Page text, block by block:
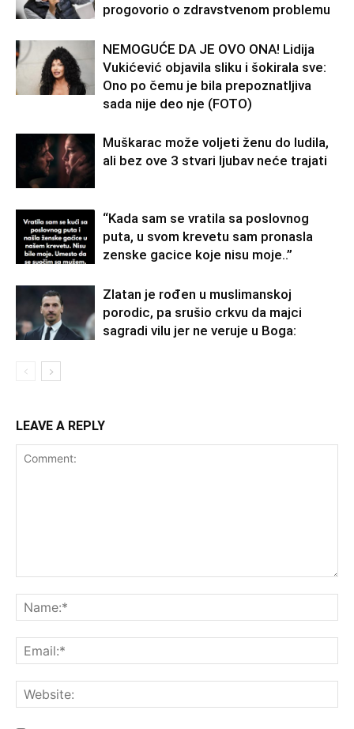
progovorio o zdravstvenom problemu
NEMOGUĆE DA JE OVO ONA! Lidija
Vukićević objavila sliku i šokirala sve:
Ono po čemu je bila prepoznatljiva
sada nije deo nje (FOTO)
Muškarac može voljeti ženu do ludila,
ali bez ove 3 stvari ljubav neće trajati
“Kada sam se vratila sa poslovnog
puta, u svom krevetu sam pronasla
zenske gacice koje nisu moje..”
Zlatan je rođen u muslimanskoj
porodic, pa srušio crkvu da majci
sagradi vilu jer ne veruje u Boga:
LEAVE A REPLY